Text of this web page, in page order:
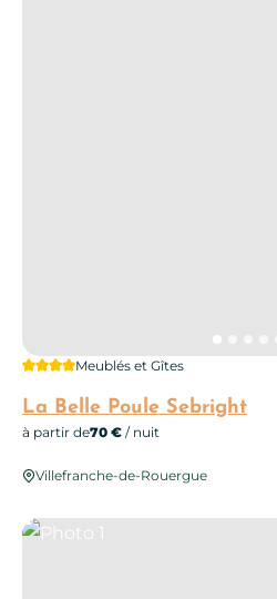
La Belle Poule Sebright
4 étoilesMeublés et Gîtes
à partir de70 € / nuit
Villefranche-de-Rouergue
Photo 1